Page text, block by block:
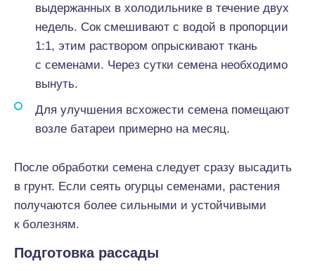
выдержанных в холодильнике в течение двух
недель. Сок смешивают с водой в пропорции
1:1, этим раствором опрыскивают ткань
с семенами. Через сутки семена необходимо
вынуть.
Для улучшения всхожести семена помещают
возле батареи примерно на месяц.
После обработки семена следует сразу высадить
в грунт. Если сеять огурцы семенами, растения
получаются более сильными и устойчивыми
к болезням.
Подготовка рассады